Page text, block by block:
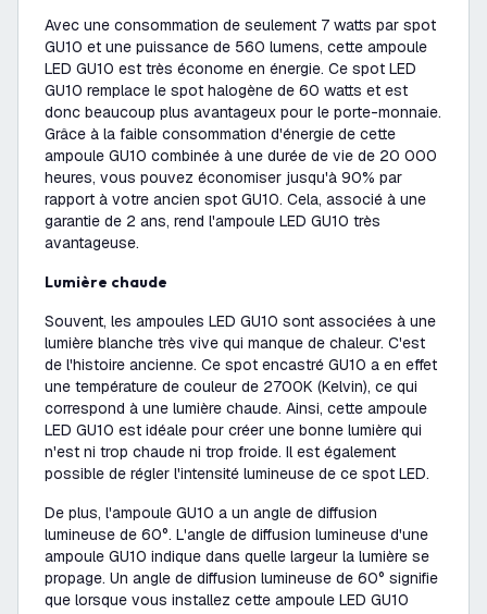
Avec une consommation de seulement 7 watts par spot
GU10 et une puissance de 560 lumens, cette ampoule
LED GU10 est très économe en énergie. Ce spot LED
GU10 remplace le spot halogène de 60 watts et est
donc beaucoup plus avantageux pour le porte-monnaie.
Grâce à la faible consommation d'énergie de cette
ampoule GU10 combinée à une durée de vie de 20 000
heures, vous pouvez économiser jusqu'à 90% par
rapport à votre ancien spot GU10. Cela, associé à une
garantie de 2 ans, rend l'ampoule LED GU10 très
avantageuse.
Lumière chaude
Souvent, les ampoules LED GU10 sont associées à une
lumière blanche très vive qui manque de chaleur. C'est
de l'histoire ancienne. Ce spot encastré GU10 a en effet
une température de couleur de 2700K (Kelvin), ce qui
correspond à une lumière chaude. Ainsi, cette ampoule
LED GU10 est idéale pour créer une bonne lumière qui
n'est ni trop chaude ni trop froide. Il est également
possible de régler l'intensité lumineuse de ce spot LED.
De plus, l'ampoule GU10 a un angle de diffusion
lumineuse de 60°. L'angle de diffusion lumineuse d'une
ampoule GU10 indique dans quelle largeur la lumière se
propage. Un angle de diffusion lumineuse de 60° signifie
que lorsque vous installez cette ampoule LED GU10